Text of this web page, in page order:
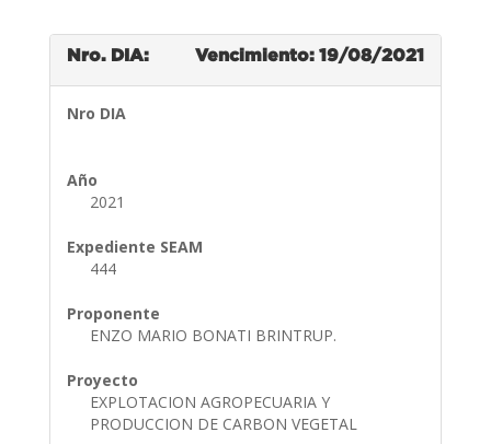
Nro. DIA: Vencimiento: 19/08/2021
Nro DIA
Año
2021
Expediente SEAM
444
Proponente
ENZO MARIO BONATI BRINTRUP.
Proyecto
EXPLOTACION AGROPECUARIA Y
PRODUCCION DE CARBON VEGETAL